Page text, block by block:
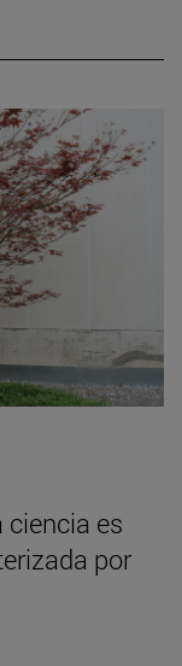
ciencia es
por